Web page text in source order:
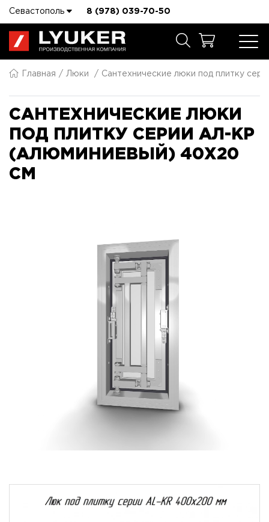
Севастополь 8 (978) 039-70-50
Главная Люки Сантехнические люки под плитку
САНТЕХНИЧЕСКИЕ ЛЮКИ
ПОД ПЛИТКУ СЕРИИ АЛ-КР
(АЛЮМИНИЕВЫЙ) 40X20
СМ